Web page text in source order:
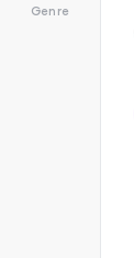
Genre